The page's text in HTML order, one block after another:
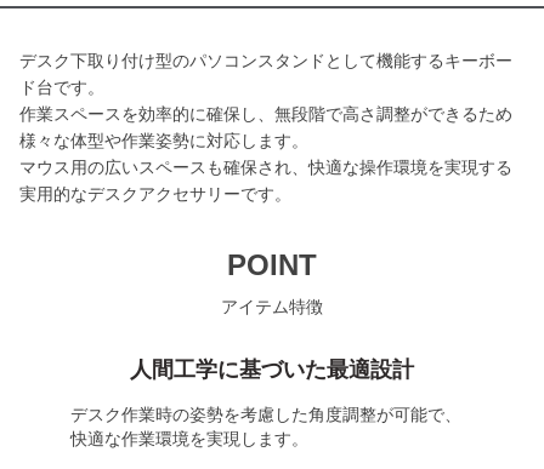
デスク下取り付け型のパソコンスタンドとして機能するキーボー
ド台です。
作業スペースを効率的に確保し、無段階で高さ調整ができるため
様々な体型や作業姿勢に対応します。
マウス用の広いスペースも確保され、快適な操作環境を実現する
実用的なデスクアクセサリーです。
POINT
アイテム特徴
人間工学に基づいた最適設計
デスク作業時の姿勢を考慮した角度調整が可能で、
快適な作業環境を実現します。